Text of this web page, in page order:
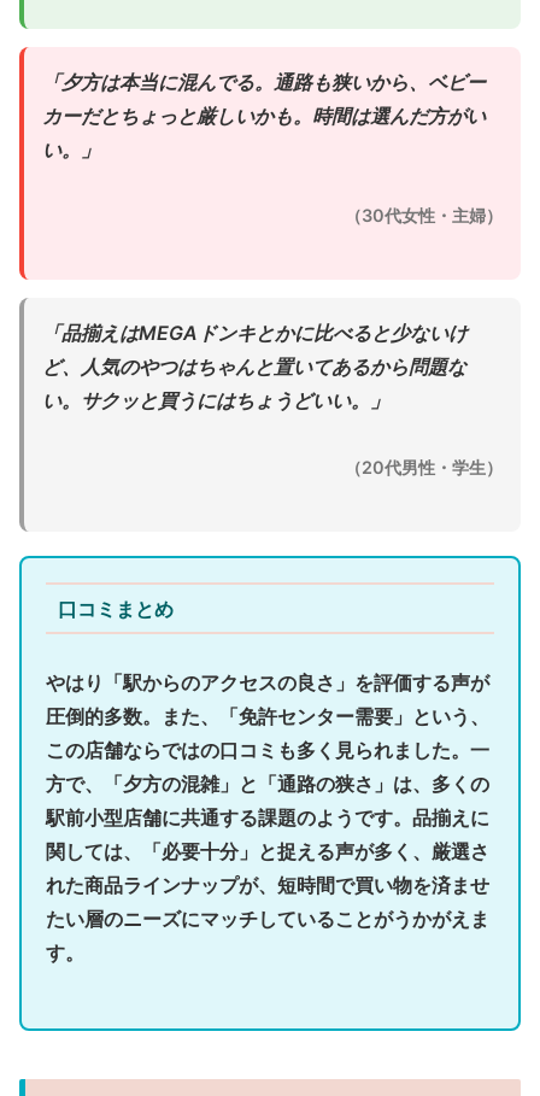
「夕方は本当に混んでる。通路も狭いから、ベビー
カーだとちょっと厳しいかも。時間は選んだ方がい
い。」
（30代女性・主婦）
「品揃えはMEGAドンキとかに比べると少ないけ
ど、人気のやつはちゃんと置いてあるから問題な
い。サクッと買うにはちょうどいい。」
（20代男性・学生）
口コミまとめ
やはり 「駅からのアクセスの良さ」 を評価する声が
圧倒的多数。また、
「免許センター需要」 という、
この店舗ならではの口コミも多く見られました。一
方で、
「夕方の混雑」と「通路の狭さ」 は、多くの
駅前小型店舗に共通する課題のようです。品揃えに
関しては、「必要十分」と捉える声が多く、厳選さ
れた商品ラインナップが、短時間で買い物を済ませ
たい層のニーズにマッチしていることがうかがえま
す。